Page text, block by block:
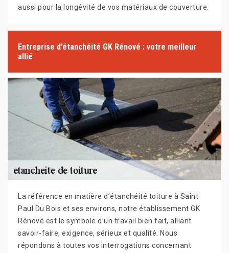
aussi pour la longévité de vos matériaux de couverture.
Entreprise d’étanchéité GK Rénové : votre meilleur
allié
La référence en matière d’étanchéité toiture à Saint
Paul Du Bois et ses environs, notre établissement GK
Rénové est le symbole d’un travail bien fait, alliant
savoir-faire, exigence, sérieux et qualité. Nous
répondons à toutes vos interrogations concernant